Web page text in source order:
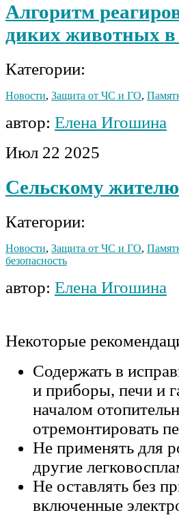
Алгоритм
диких животных
Категории:
Новости, Защита от ЧС и ГО,
автор: Елена Игошина
Июл 22 2025
Сельскому
Категории:
Новости, Защита от ЧС и ГО,
безопасность
автор: Елена Игошина
Некоторые
Содержать в
и приборы, печи и
началом
отремонтировать
Не применять для
другие
Не оставлять без
включенные